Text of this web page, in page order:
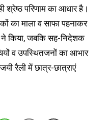
श्रेष्ठ परिणाम का आधार है।
का माला व साफा पहनाकर
ने किया, जबकि सह-निदेशक
व उपस्थितजनों का आभार
रैली में छात्र-छात्राएं